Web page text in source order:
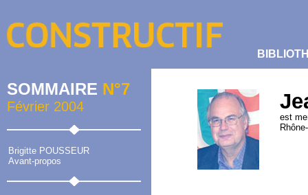
SOMMAIRE N°7
Février 2004
Brigitte POUSSEUR
Avant-propos
est